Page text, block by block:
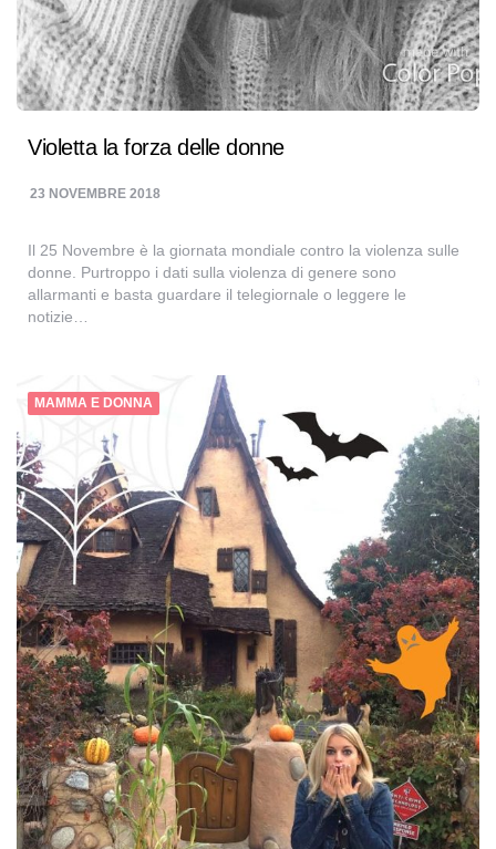
Violetta la forza delle donne
23 NOVEMBRE 2018
Il 25 Novembre è la giornata mondiale contro la violenza sulle
donne. Purtroppo i dati sulla violenza di genere sono
allarmanti e basta guardare il telegiornale o leggere le
notizie…
MAMMA E DONNA